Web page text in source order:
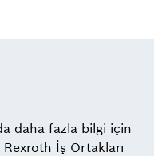
daha fazla bilgi için
İş Ortakları